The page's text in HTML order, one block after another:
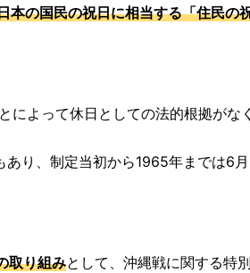
本の国民の祝日に相当する「住民の
よって休日としての法的根拠がな
り、制定当初から1965年までは6
取り組みとして、沖縄戦に関する特